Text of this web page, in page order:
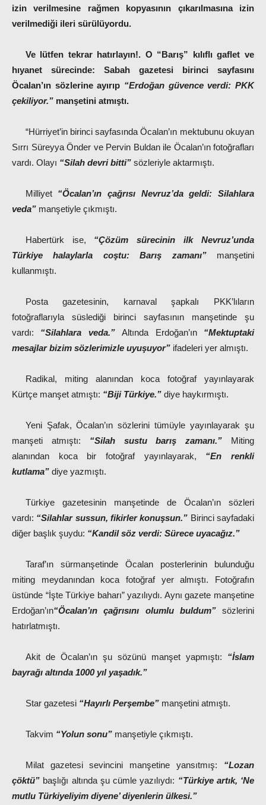
izin verilmesine rağmen kopyasının çıkarılmasına izin
verilmediği ileri sürülüyordu.
Ve lütfen tekrar hatırlayın!. O “Barış” kılıflı gaflet ve
hıyanet sürecinde: Sabah gazetesi birinci sayfasını
Öcalan’ın sözlerine ayırıp “Erdoğan güvence verdi: PKK
çekiliyor.” manşetini atmıştı.
“Hürriyet’in birinci sayfasında Öcalan’ın mektubunu okuyan
Sırrı Süreyya Önder ve Pervin Buldan ile Öcalan’ın fotoğrafları
vardı. Olayı “Silah devri bitti” sözleriyle aktarmıştı.
Milliyet “Öcalan’ın çağrısı Nevruz’da geldi: Silahlara
veda” manşetiyle çıkmıştı.
Habertürk ise, “Çözüm sürecinin ilk Nevruz’unda
Türkiye halaylarla coştu: Barış zamanı”manşetini
kullanmıştı.
Posta gazetesinin, karnaval şapkalı PKK’lıların
fotoğraflarıyla süslediği birinci sayfasının manşetinde şu
vardı: “Silahlara veda.”Altında Erdoğan’ın “Mektuptaki
mesajlar bizim sözlerimizle uyuşuyor” ifadeleri yer almıştı.
Radikal, miting alanından koca fotoğraf yayınlayarak
Kürtçe manşet atmıştı: “Biji Türkiye.” diye haykırmıştı.
Yeni Şafak, Öcalan’ın sözlerini tümüyle yayınlayarak şu
manşeti atmıştı: “Silah sustu barış zamanı.” Miting
alanından koca bir fotoğraf yayınlayarak, “En renkli
kutlama” diye yazmıştı.
Türkiye gazetesinin manşetinde de Öcalan’ın sözleri
vardı: “Silahlar sussun, fikirler konuşsun.” Birinci sayfadaki
diğer başlık şuydu: “Kandil söz verdi: Sürece uyacağız.”
Taraf’ın sürmanşetinde Öcalan posterlerinin bulunduğu
miting meydanından koca fotoğraf yer almıştı. Fotoğrafın
üstünde “İşte Türkiye baharı” yazılıydı. Aynı gazete manşetine
Erdoğan’ın“Öcalan’ın çağrısını olumlu buldum” sözlerini
hatırlatmıştı.
Akit de Öcalan’ın şu sözünü manşet yapmıştı: “İslam
bayrağı altında 1000 yıl yaşadık.”
Star gazetesi “Hayırlı Perşembe”manşetini atmıştı.
Takvim “Yolun sonu”manşetiyle çıkmıştı.
Milat gazetesi sevincini manşetine yansıtmış: “Lozan
çöktü” başlığı altında şu cümle yazılıydı: “Türkiye artık, ‘Ne
mutlu Türkiyeliyim diyene’ diyenlerin ülkesi.”